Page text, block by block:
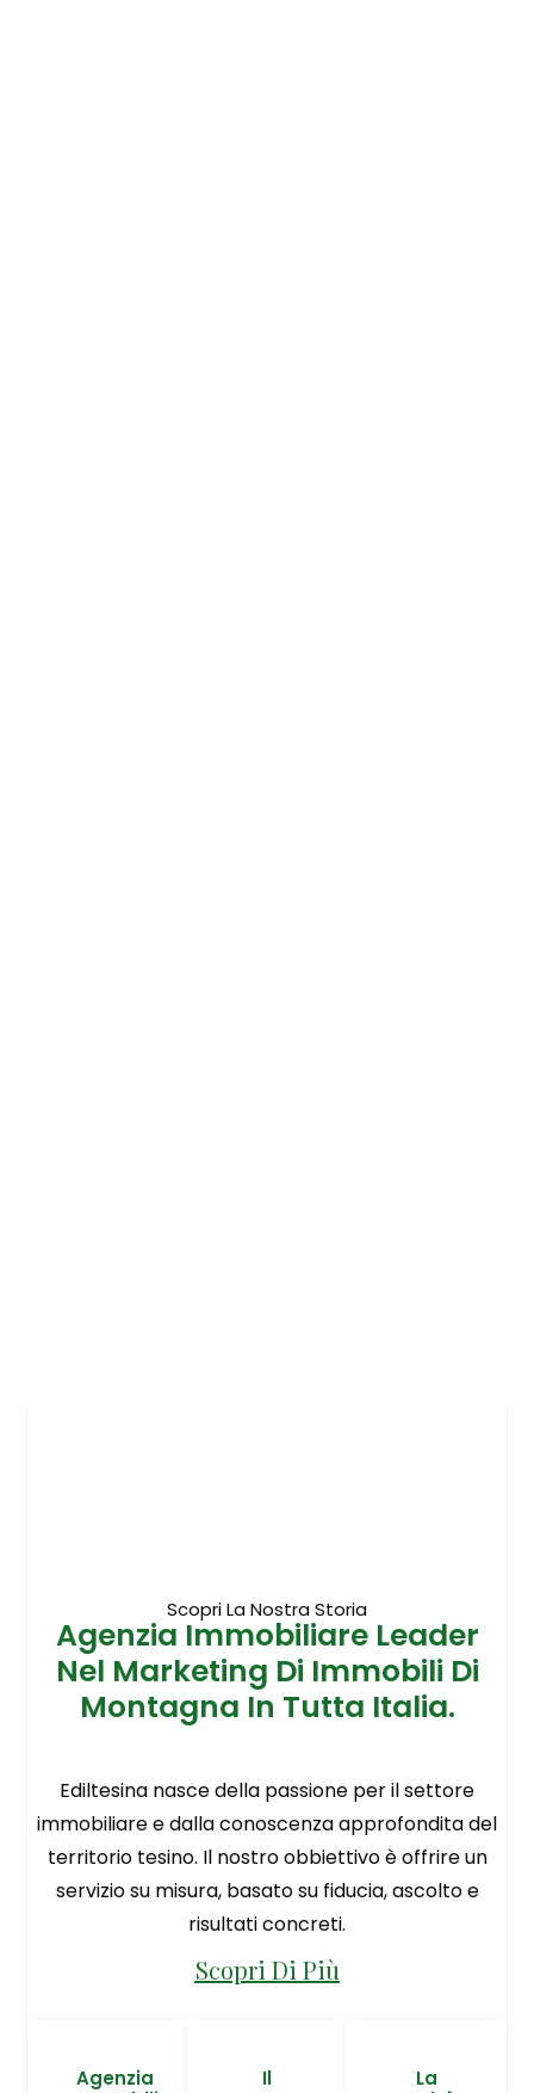
Scopri La Nostra Storia
Agenzia Immobiliare Leader
Nel Marketing Di Immobili Di
Montagna In Tutta Italia.
Ediltesina nasce della passione per il settore
immobiliare e dalla conoscenza approfondita del
territorio tesino. Il nostro obbiettivo è offrire un
servizio su misura, basato su fiducia, ascolto e
risultati concreti.
Scopri Di Più
Agenzia
Il
La